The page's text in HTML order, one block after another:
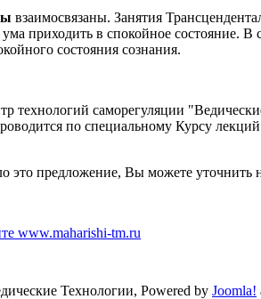
взаимосвязаны. Занятия
ума приходить в спокойное состояние.
состояния сознания.
технологий саморегуляции
по специальному Курсу
это предложение, Вы можете
www.maharishi-tm.ru
Технологии, Powered by Joomla!